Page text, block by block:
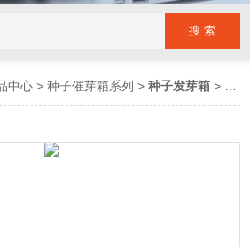
中心 >种子催芽箱系列 >种子发芽箱 > RH-300A种子发芽箱